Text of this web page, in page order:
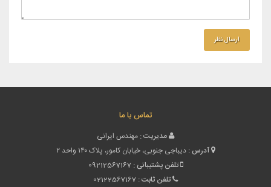
تماس با ما
مدیریت : مهندس ایرانی
آدرس : دیباجی جنوبی، خیابان کامور، پلاک ۱۴۰ واحد ۲
تلفن پشتیبانی : 09212567167
تلفن ثابت : 02122567167